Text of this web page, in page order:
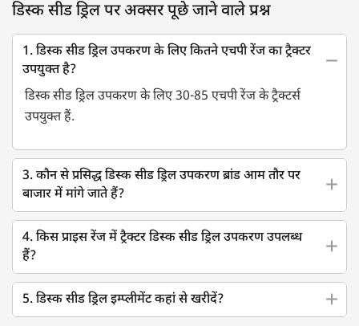
डिस्क सीड ड्रिल पर अक्सर पूछे जाने वाले प्रश्न
1. डिस्क सीड ड्रिल उपकरण के लिए कितने एचपी रेंज का ट्रैक्टर
उपयुक्त है?
डिस्क सीड ड्रिल उपकरण के लिए 30-85 एचपी रेंज के ट्रैक्टर्स
उपयुक्त हैं.
3. कौन से प्रसिद्ध डिस्क सीड ड्रिल उपकरण ब्रांड आम तौर पर
बाजार में मांगे जाते हैं?
4. किस प्राइस रेंज में ट्रैक्टर डिस्क सीड ड्रिल उपकरण उपलब्ध
हैं?
5. डिस्क सीड ड्रिल इम्प्लीमेंट कहां से खरीदें?